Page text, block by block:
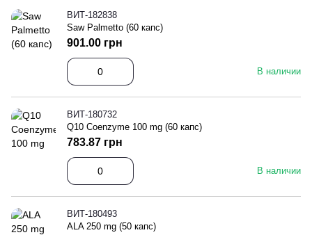
ВИТ-182838
Saw Palmetto (60 капс)
В наличии
901.00 грн
ВИТ-180732
Q10 Coenzyme 100 mg (60 капс)
В наличии
783.87 грн
ВИТ-180493
ALA 250 mg (50 капс)